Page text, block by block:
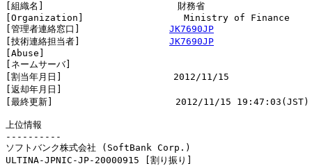
[組織名]                        財務省
[Organization]                  Ministry of Finance
[管理者連絡窓口] JK7690JP
[技術連絡担当者] JK7690JP
[Abuse]
[ネームサーバ]
[割当年月日]                    2012/11/15
[返却年月日]
[最終更新]                      2012/11/15 19:47:03(JST)
上位情報
----------
ソフトバンク株式会社 (SoftBank Corp.)
ULTINA-JPNIC-JP-20000915 [割